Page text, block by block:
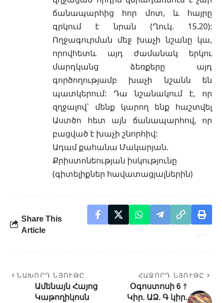
ճանապարհից հոր մոտ, և հայրը
գրկում է նրան (Ղուկ. 15.20):
Ողջագուրման մեջ խաչի նշանը կա,
որովհետև այդ ժամանակ երկու
մարդկանց ձեռքերը այդ
գործողությամբ խաչի նշանն են
պատկերում: Դա նշանակում է, որ
զղջալով` մենք կարող ենք հաշտվել
Աստծո հետ այն ճանապարհով, որ
բացված է խաչի շնորհիվ:
Ադամ քահանա Մակարյան.
Քրիստոնեության իսկությունը
(գիտելիքներ հավատացյալներին)
Share This
Article
ՆԱԽՈՐԴ ՆՅՈՒԹԸ
Ամենայն Հայոց
Կաթողիկոսն
ՀԱՋՈՐԴ ՆՅՈՒԹԸ
Օգոստոսի 6 †
Կիր. ԱՁ. Գ կիր.